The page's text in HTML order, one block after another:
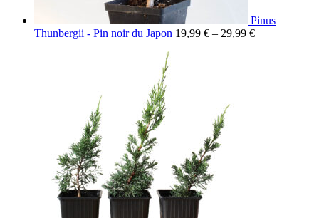
Pinus
Thunbergii - Pin noir du Japon 19,99 € – 29,99 €